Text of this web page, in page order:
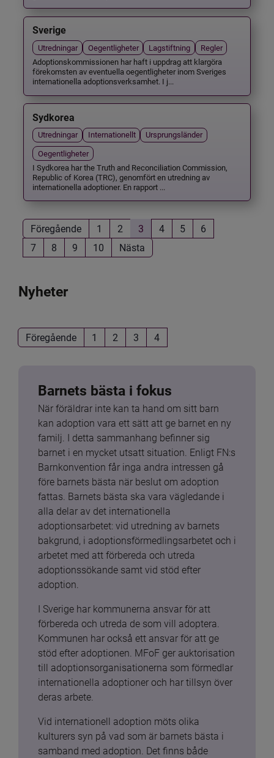
Sverige
Utredningar Oegentligheter Lagstiftning
Regler
Adoptionskommissionen har haft i uppdrag att klargöra
förekomsten av eventuella oegentligheter inom Sveriges
internationella adoptionsverksamhet. I j...
Sydkorea
Utredningar Internationellt
Ursprungsländer
Oegentligheter
I Sydkorea har the Truth and Reconciliation Commission,
Republic of Korea (TRC), genomfört en utredning av
internationella adoptioner. En rapport ...
Föregående 1 2 3 4 5
6
7
8 9 10 Nästa
Nyheter
Föregående 1 2 3 4
Barnets bästa i fokus
När föräldrar inte kan ta hand om sitt barn
kan adoption vara ett sätt att ge barnet en ny
familj. I detta sammanhang befinner sig
barnet i en mycket utsatt situation. Enligt FN:s
Barnkonvention får inga andra intressen gå
före barnets bästa när beslut om adoption
fattas. Barnets bästa ska vara vägledande i
alla delar av det internationella
adoptionsarbetet: vid utredning av barnets
bakgrund, i adoptionsförmedlingsarbetet och i
arbetet med att förbereda och utreda
adoptionssökande samt vid stöd efter
adoption.
I Sverige har kommunerna ansvar för att
förbereda och utreda de som vill adoptera.
Kommunen har också ett ansvar för att ge
stöd efter adoptionen. MFoF ger auktorisation
till adoptionsorganisationerna som förmedlar
internationella adoptioner och har tillsyn över
deras arbete.
Vid internationell adoption möts olika
kulturers syn på vad som är barnets bästa i
samband med adoption. Det finns både